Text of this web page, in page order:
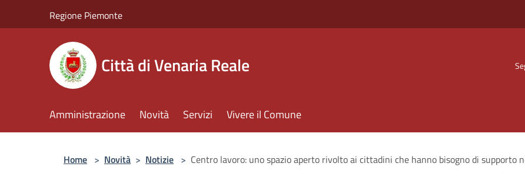
Regione Piemonte
Città di Venaria Reale
Amministrazione Novità Servizi Vivere il Comune
Home > Novità > Notizie > Centro lavoro: uno spazio aperto rivolto ai cittadini che hanno bisogno di supporto